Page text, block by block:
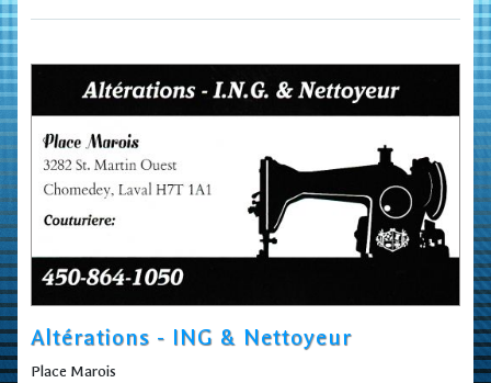
Altérations - ING & Nettoyeur
Place Marois